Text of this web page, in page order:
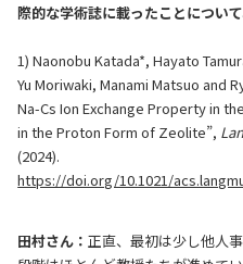
際的な学術誌に載ったことについ
1) Naonobu Katada*, Hayato
Yu Moriwaki, Manami Matsuo and
Na-Cs Ion Exchange Property in
in the Proton Form of Zeolite”,
(2024).
https://doi.org/10.1021/
田村さん：正直、最初は少し他人